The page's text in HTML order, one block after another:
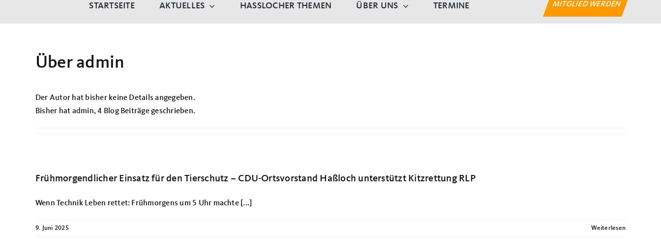
STARTSEITE AKTUELLES HASSLOCHER THEMEN ÜBER UNS TERMINE MITGLIED WERDEN
Über admin
Der Autor hat bisher keine Details angegeben.
Bisher hat admin, 4 Blog Beiträge geschrieben.
Frühmorgendlicher Einsatz für den Tierschutz – CDU-Ortsvorstand Haßloch unterstützt Kitzrettung RLP
Wenn Technik Leben rettet: Frühmorgens um 5 Uhr machte [...]
9. Juni 2025 Weiterlesen